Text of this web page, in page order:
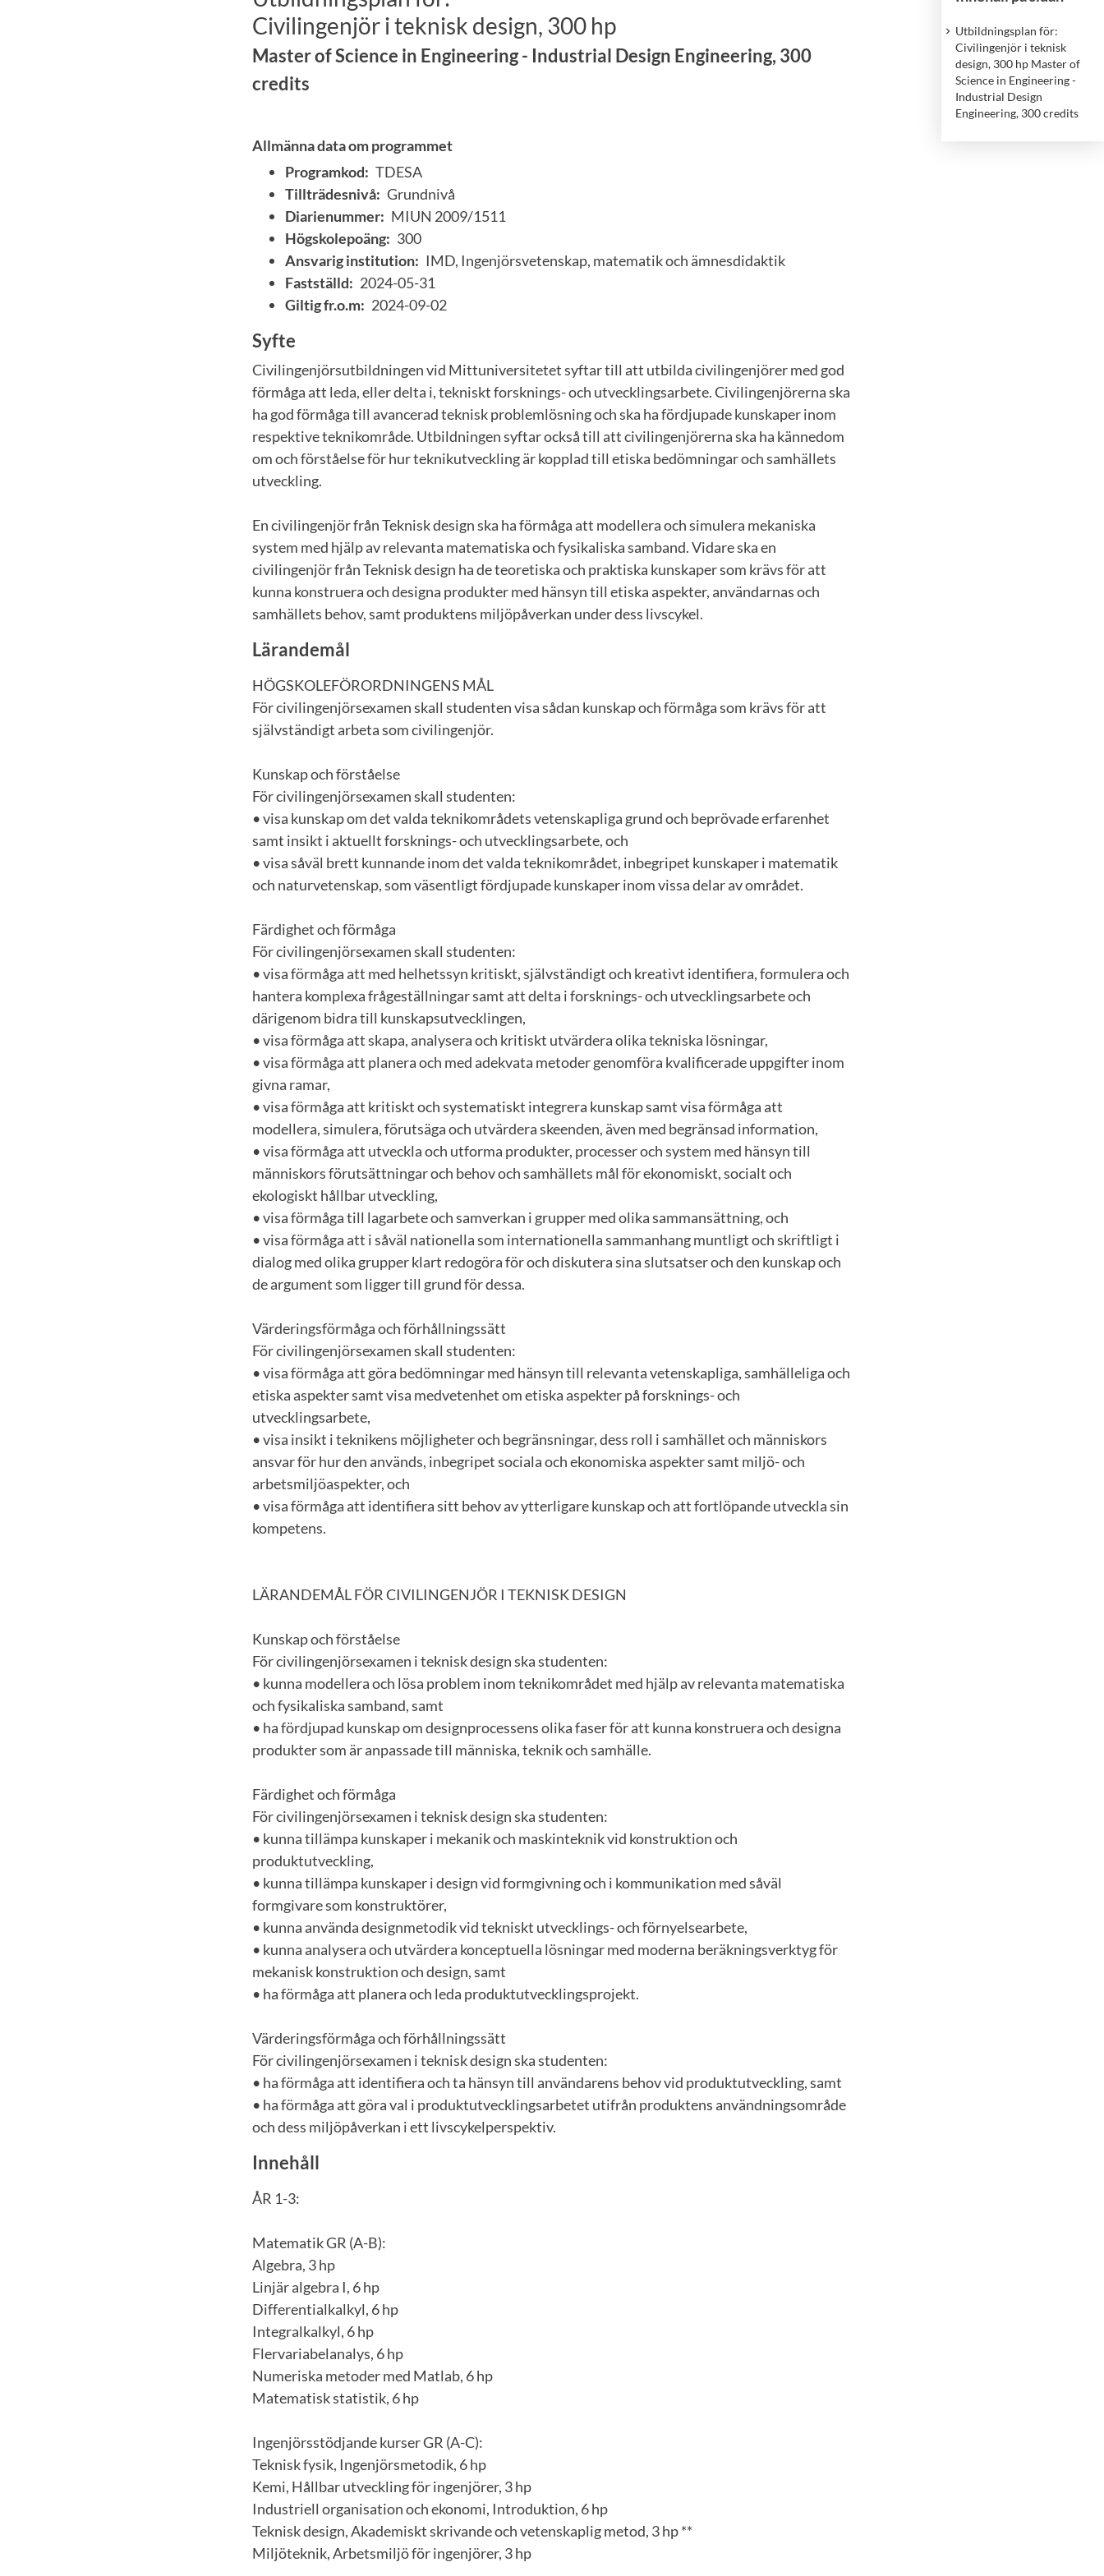
Utbildningsplan för:
Civilingenjör i teknisk
design, 300 hp Master of
Science in Engineering -
Industrial Design
Engineering, 300 credits
Civilingenjör i teknisk design, 300 hp
Master of Science in Engineering - Industrial Design Engineering, 300
credits
Allmänna data om programmet
Programkod: TDESA
Tillträdesnivå: Grundnivå
Diarienummer: MIUN 2009/1511
Högskolepoäng: 300
Ansvarig institution: IMD, Ingenjörsvetenskap, matematik och ämnesdidaktik
Fastställd: 2024-05-31
Giltig fr.o.m: 2024-09-02
Syfte
Civilingenjörsutbildningen vid Mittuniversitetet syftar till att utbilda civilingenjörer med god
förmåga att leda, eller delta i, tekniskt forsknings- och utvecklingsarbete. Civilingenjörerna ska
ha god förmåga till avancerad teknisk problemlösning och ska ha fördjupade kunskaper inom
respektive teknikområde. Utbildningen syftar också till att civilingenjörerna ska ha kännedom
om och förståelse för hur teknikutveckling är kopplad till etiska bedömningar och samhällets
utveckling.
En civilingenjör från Teknisk design ska ha förmåga att modellera och simulera mekaniska
system med hjälp av relevanta matematiska och fysikaliska samband. Vidare ska en
civilingenjör från Teknisk design ha de teoretiska och praktiska kunskaper som krävs för att
kunna konstruera och designa produkter med hänsyn till etiska aspekter, användarnas och
samhällets behov, samt produktens miljöpåverkan under dess livscykel.
Lärandemål
HÖGSKOLEFÖRORDNINGENS MÅL
För civilingenjörsexamen skall studenten visa sådan kunskap och förmåga som krävs för att
självständigt arbeta som civilingenjör.
Kunskap och förståelse
För civilingenjörsexamen skall studenten:
• visa kunskap om det valda teknikområdets vetenskapliga grund och beprövade erfarenhet
samt insikt i aktuellt forsknings- och utvecklingsarbete, och
• visa såväl brett kunnande inom det valda teknikområdet, inbegripet kunskaper i matematik
och naturvetenskap, som väsentligt fördjupade kunskaper inom vissa delar av området.
Färdighet och förmåga
För civilingenjörsexamen skall studenten:
• visa förmåga att med helhetssyn kritiskt, självständigt och kreativt identifiera, formulera och
hantera komplexa frågeställningar samt att delta i forsknings- och utvecklingsarbete och
därigenom bidra till kunskapsutvecklingen,
• visa förmåga att skapa, analysera och kritiskt utvärdera olika tekniska lösningar,
• visa förmåga att planera och med adekvata metoder genomföra kvalificerade uppgifter inom
givna ramar,
• visa förmåga att kritiskt och systematiskt integrera kunskap samt visa förmåga att
modellera, simulera, förutsäga och utvärdera skeenden, även med begränsad information,
• visa förmåga att utveckla och utforma produkter, processer och system med hänsyn till
människors förutsättningar och behov och samhällets mål för ekonomiskt, socialt och
ekologiskt hållbar utveckling,
• visa förmåga till lagarbete och samverkan i grupper med olika sammansättning, och
• visa förmåga att i såväl nationella som internationella sammanhang muntligt och skriftligt i
dialog med olika grupper klart redogöra för och diskutera sina slutsatser och den kunskap och
de argument som ligger till grund för dessa.
Värderingsförmåga och förhållningssätt
För civilingenjörsexamen skall studenten:
• visa förmåga att göra bedömningar med hänsyn till relevanta vetenskapliga, samhälleliga och
etiska aspekter samt visa medvetenhet om etiska aspekter på forsknings- och
utvecklingsarbete,
• visa insikt i teknikens möjligheter och begränsningar, dess roll i samhället och människors
ansvar för hur den används, inbegripet sociala och ekonomiska aspekter samt miljö- och
arbetsmiljöaspekter, och
• visa förmåga att identifiera sitt behov av ytterligare kunskap och att fortlöpande utveckla sin
kompetens.
LÄRANDEMÅL FÖR CIVILINGENJÖR I TEKNISK DESIGN
Kunskap och förståelse
För civilingenjörsexamen i teknisk design ska studenten:
• kunna modellera och lösa problem inom teknikområdet med hjälp av relevanta matematiska
och fysikaliska samband, samt
• ha fördjupad kunskap om designprocessens olika faser för att kunna konstruera och designa
produkter som är anpassade till människa, teknik och samhälle.
Färdighet och förmåga
För civilingenjörsexamen i teknisk design ska studenten:
• kunna tillämpa kunskaper i mekanik och maskinteknik vid konstruktion och
produktutveckling,
• kunna tillämpa kunskaper i design vid formgivning och i kommunikation med såväl
formgivare som konstruktörer,
• kunna använda designmetodik vid tekniskt utvecklings- och förnyelsearbete,
• kunna analysera och utvärdera konceptuella lösningar med moderna beräkningsverktyg för
mekanisk konstruktion och design, samt
• ha förmåga att planera och leda produktutvecklingsprojekt.
Värderingsförmåga och förhållningssätt
För civilingenjörsexamen i teknisk design ska studenten:
• ha förmåga att identifiera och ta hänsyn till användarens behov vid produktutveckling, samt
• ha förmåga att göra val i produktutvecklingsarbetet utifrån produktens användningsområde
och dess miljöpåverkan i ett livscykelperspektiv.
Innehåll
ÅR 1-3:
Matematik GR (A-B):
Algebra, 3 hp
Linjär algebra I, 6 hp
Differentialkalkyl, 6 hp
Integralkalkyl, 6 hp
Flervariabelanalys, 6 hp
Numeriska metoder med Matlab, 6 hp
Matematisk statistik, 6 hp
Ingenjörsstödjande kurser GR (A-C):
Teknisk fysik, Ingenjörsmetodik, 6 hp
Kemi, Hållbar utveckling för ingenjörer, 3 hp
Industriell organisation och ekonomi, Introduktion, 6 hp
Teknisk design, Akademiskt skrivande och vetenskaplig metod, 3 hp **
Miljöteknik, Arbetsmiljö för ingenjörer, 3 hp